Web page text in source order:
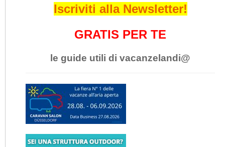
Iscriviti alla Newsletter!
GRATIS PER TE
le guide utili di vacanzelandi@